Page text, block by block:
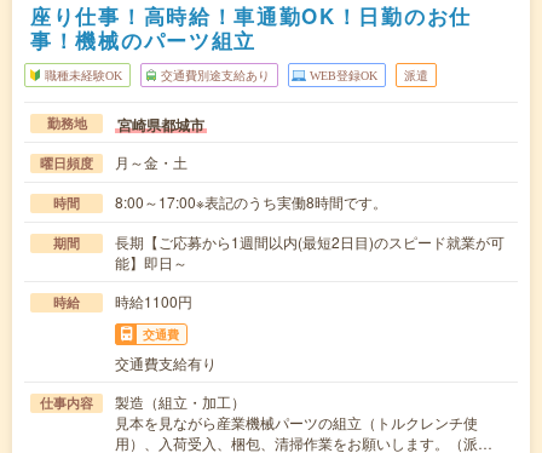
座り仕事！高時給！車通勤OK！日勤のお仕
事！機械のパーツ組立
職種未経験OK 交通費別途支給あり WEB登録OK 派遣
勤務地 宮崎県都城市
曜日頻度 月～金・土
時間 8:00～17:00※表記のうち実働8時間です。
期間
長期【ご応募から1週間以内(最短2日目)のスピード就業が可
能】即日～
時給 時給1100円
交通費
交通費支給有り
仕事内容
製造（組立・加工）
見本を見ながら産業機械パーツの組立（トルクレンチ使
用）、入荷受入、梱包、清掃作業をお願いします。（派…